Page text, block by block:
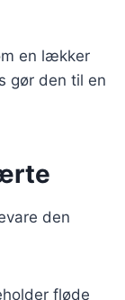
en lækker
gør den til en
den
fløde